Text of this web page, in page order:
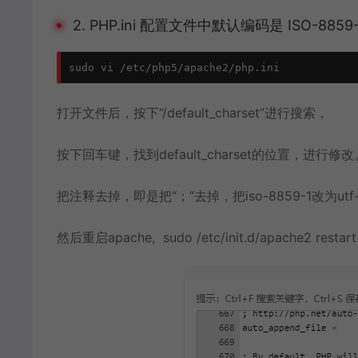
2. PHP.ini 配置文件中默认编码是 ISO-
sudo vi /etc/php5/apache2/php.ini
打开文件后，按下“/default_charset”进行搜索，
按下回车键，找到default_charset的位置，进行修改。
把注释去掉，即是把“；”去掉，把iso-8859-1改为utf-
然后重启apache, sudo /etc/init.d/apache2 restart